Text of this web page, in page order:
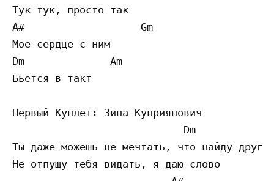
Тук тук, просто так
A#                   Gm
Мое сердце с ним
Dm              Am
Бьется в такт
Первый Куплет: Зина Куприянович
                            Dm
Ты даже можешь не мечтать, что найду
Не отпущу тебя видать, я даю слово